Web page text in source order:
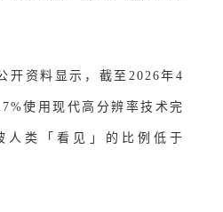
开资料显示，截至2026年4
使用现代高分辨率技术完
人类 「看见 」 的比例低于